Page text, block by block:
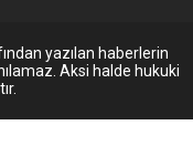
yazılan haberlerin
Aksi halde hukuki